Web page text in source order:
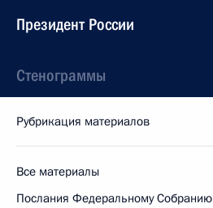
Президент России
Стенограммы
Рубрикация материалов
Все материалы
Послания Федеральному Собранию